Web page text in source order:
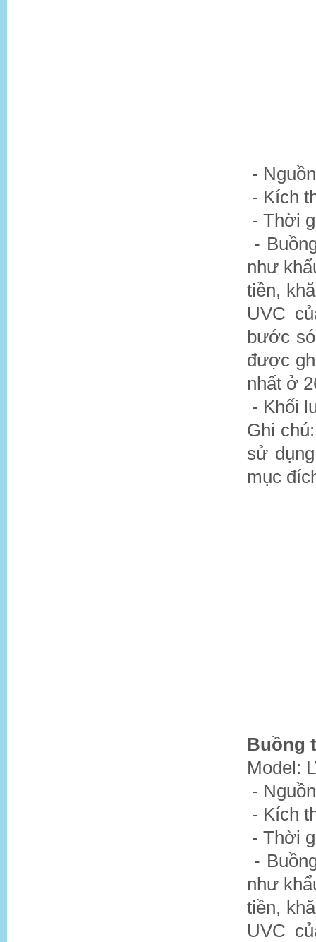
-
- Kích
- Thời
-
như
tiền,
UVC
bước
được
nhất ở
- Khối
Ghi
sử
mục
Buồng
Model:
-
- Kích
- Thời
-
như
tiền,
UVC